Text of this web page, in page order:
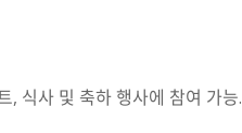
, 식사 및 축하 행사에 참여 가능.